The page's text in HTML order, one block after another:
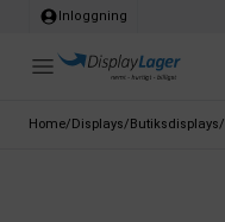
Inloggning
Home/Displays/Butiksdisplays/